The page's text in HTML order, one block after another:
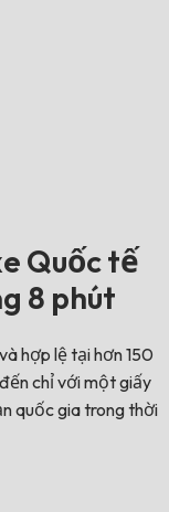
Quốc tế
8 phút
hợp lệ tại hơn 150
chỉ với một giấy
quốc gia trong thời